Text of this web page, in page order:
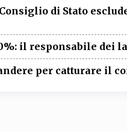
di Stato
il responsabile dei
per catturare il